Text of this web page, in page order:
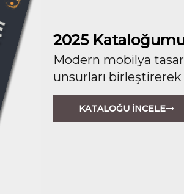
2025
Modern mobilya
unsurları
KATALOĞU İNCELE